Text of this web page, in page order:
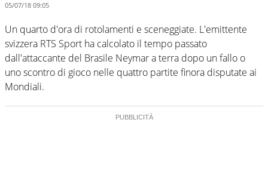
05/07/18 09:05
Un quarto d'ora di rotolamenti e sceneggiate. L'emittente
svizzera RTS Sport ha calcolato il tempo passato
dall'attaccante del Brasile Neymar a terra dopo un fallo o
uno scontro di gioco nelle quattro partite finora disputate ai
Mondiali.